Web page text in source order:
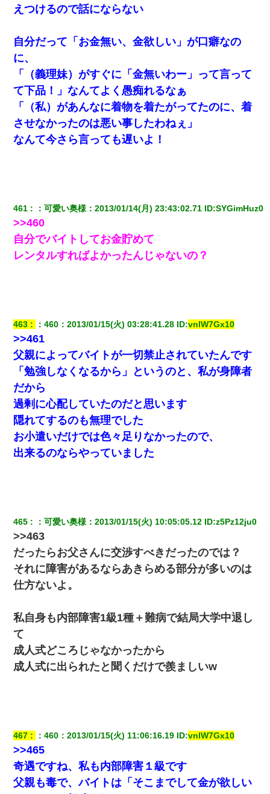
【不幸な結婚式】新郎親族「ブスのくせにドレスなんか着
ちゃってさ～ほんと恥ずかしいわよね～（大声」新郎両親
高1のとき男に襲われ、不妊の叔母に頼まれて出産。→叔母
夫婦が養子縁組してアメリカに子供を連れ帰った。→9・11
で叔母夫婦が亡くなってしまい…
22歳の頃、父に36歳の男性とお見合いをしてくれと頼まれ
た。父の親会社の経営者の息子さんだったので、父も喜ん
で私の写真を送ったんだが→
の車を発見。しかも「ヒィ～」みたいな声も聞こえてきた
ので気になって近寄ったら女の子がおっさんの下敷きにな
ってた
俺「初対面でなに言ったか覚えてる？」嫁「臭いんだよ！
キモオタ？だっけ？」俺「だいたい合ってる。で、なんで
私（23）冗談のつもりで上司（27）に胸を揉ませた結
果・・・
デパートの外商『私さんだと名乗る女が、ツケで宝石を買
おうとしていて…』私「！？」→ 翌日。ママ友たちの様子
が微妙におかしくなり・・・
「お前の父ちゃんは自宅警備員」とかからかわれたけど、
実はとんでもない仕事に就いていた
察『目立つし、すぐ見つかるかもしれません』→ 数時間
後・・警察『××さんご存じですか？』
出張中の旦那から『フリンしやがって、このクズ』と電話
が。私「本当に家まで来たの？証拠は？」旦那「俺の言葉
が信じられないのか！」→ 離婚後
げ場がなかった。妹を抱き締めて「ﾀﾋんじゃうよ」って泣
いてたら…
ワイアラサー主婦、昨晩久しぶりに夫と致した結果ｗｗｗ
ｗｗ
童貞俺、宅飲みした女友達2人を家に泊めた結果ｗｗｗｗｗ
ｗ
彼にプロポーズされたんだけど、実は資産家だと知って婚
約破棄した。B子「A男くんと別れたって本当？私が付き合
ってもいい？」
えつけるので話にならない
自分だって「お金無い、金欲しい」が口癖なの
に、
「（義理妹）がすぐに「金無いわー」って言って
て下品！」なんてよく愚痴れるなぁ
「（私）があんなに着物を着たがってたのに、着
させなかったのは悪い事したわねぇ」
なんて今さら言っても遅いよ！
461 ：可愛い奥様 ：2013/01/14(月) 23:43:02.71 ID:SYGimHuz0
>>460
自分でバイトしてお金貯めて
レンタルすればよかったんじゃないの？
463 ：460 ：2013/01/15(火) 03:28:41.28 ID:vnlW7Gx10
>>461
父親によってバイトが一切禁止されていたんです
「勉強しなくなるから」というのと、私が身障者
だから
過剰に心配していたのだと思います
隠れてするのも無理でした
お小遣いだけでは色々足りなかったので、
出来るのならやっていました
465 ：可愛い奥様 ：2013/01/15(火) 10:05:05.12 ID:z5Pz12ju0
>>463
だったらお父さんに交渉すべきだったのでは？
それに障害があるならあきらめる部分が多いのは
仕方ないよ。
私自身も内部障害1級1種＋難病で結局大学中退し
て
成人式どころじゃなかったから
成人式に出られたと聞くだけで羨ましいw
467 ：460 ：2013/01/15(火) 11:06:16.19 ID:vnlW7Gx10
>>465
奇遇ですね、私も内部障害１級です
父親も毒で、バイトは「そこまでして金が欲しい